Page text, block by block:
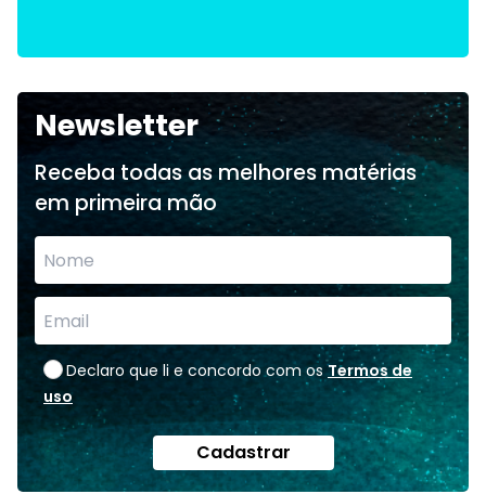
Newsletter
Receba todas as melhores matérias
em primeira mão
Declaro que li e concordo com os Termos de
uso
Cadastrar